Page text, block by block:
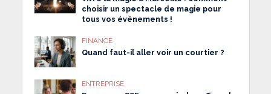
choisir un spectacle de magie pour
tous vos événements !
FINANCE
Quand faut-il aller voir un courtier ?
ENTREPRISE